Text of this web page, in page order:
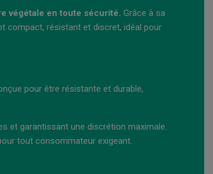
végétale en toute sécurité. Grâce à sa
compact, résistant et discret, idéal pour
pour être résistante et durable,
et garantissant une discrétion maximale.
tout consommateur exigeant.